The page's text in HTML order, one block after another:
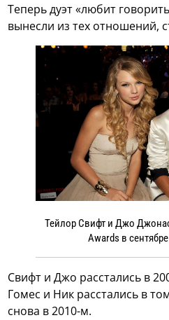
Теперь дуэт «любит
вынесли из тех отношений,
Тейлор Свифт и Джо
Awards в
Свифт и Джо расстались в
Гомес и Ник расстались в
снова в 2010-м.